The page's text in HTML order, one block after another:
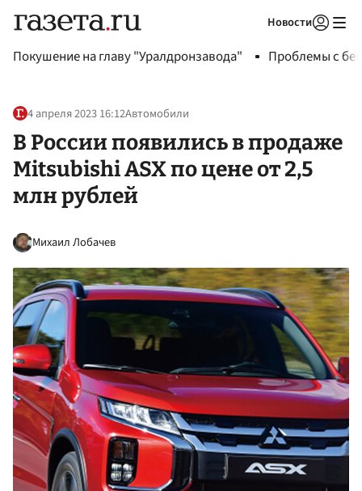
Новости
Покушение на главу "Уралдронзавода" Проблемы с
4 апреля 2023 16:12Автомобили
В России появились в продаже
Mitsubishi ASX по цене от 2,5
млн рублей
Михаил Лобачев